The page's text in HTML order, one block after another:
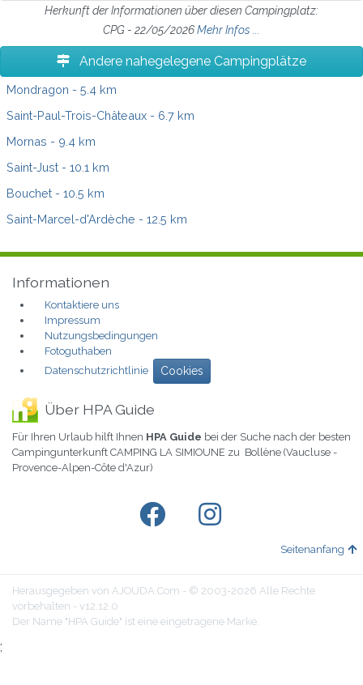
Herkunft der Informationen über diesen Campingplatz:
CPG - 22/05/2026Mehr Infos ...
Andere nahegelegene Campingplätze
Mondragon - 5.4 km
Saint-Paul-Trois-Châteaux - 6.7 km
Mornas - 9.4 km
Saint-Just - 10.1 km
Bouchet - 10.5 km
Saint-Marcel-d'Ardèche - 12.5 km
Informationen
Kontaktiere uns
Impressum
Nutzungsbedingungen
Fotoguthaben
Datenschutzrichtlinie
Cookies
Über HPA Guide
Für Ihren Urlaub hilft Ihnen HPA Guide bei der Suche nach der besten
Campingunterkunft CAMPING LA SIMIOUNE zu Bollène (Vaucluse -
Provence-Alpen-Côte d'Azur)
Seitenanfang
Herausgegeben von AJOUDA.Com - © 2003-2026 Alle Rechte
vorbehalten - v12.12.0
Der Name "HPA Guide" ist eine eingetragene Marke.
;